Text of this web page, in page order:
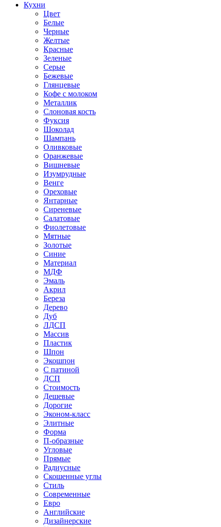
Кухни
Цвет
Белые
Черные
Желтые
Красные
Зеленые
Серые
Бежевые
Глянцевые
Кофе с молоком
Металлик
Слоновая кость
Фуксия
Шоколад
Шампань
Оливковые
Оранжевые
Вишневые
Изумрудные
Венге
Ореховые
Янтарные
Сиреневые
Салатовые
Фиолетовые
Мятные
Золотые
Синие
Материал
МДФ
Эмаль
Акрил
Береза
Дерево
Дуб
ЛДСП
Массив
Пластик
Шпон
Экошпон
С патиной
ДСП
Стоимость
Дешевые
Дорогие
Эконом-класс
Элитные
Форма
П-образные
Угловые
Прямые
Радиусные
Скошенные углы
Стиль
Современные
Евро
Английские
Дизайнерские